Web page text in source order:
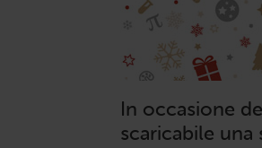
In occasione
scaricabile una